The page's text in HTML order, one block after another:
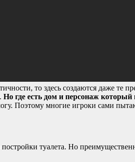
то здесь создаются даже те
Но где есть дом и персонаж который
Поэтому многие игроки сами
туалета. Но